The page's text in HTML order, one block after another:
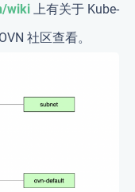
wiki 上有关于 Kube-
社区查看。